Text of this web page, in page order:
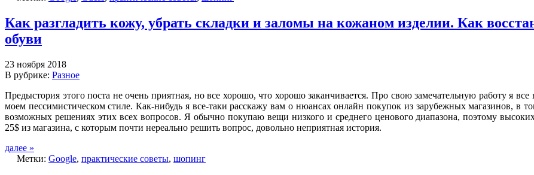
Как разгладить кожу, убрать складки и заломы на кожаном изделии. Как
обуви
23 ноября 2018
В рубрике: Разное
Предыстория этого поста не очень приятная, но все хорошо, что хорошо заканчивается. Про свою замечательную работу я
моем пессимистическом стиле. Как-нибудь я все-таки расскажу вам о нюансах онлайн покупок из зарубежных магазинов, в
возможных решениях этих всех вопросов. Я обычно покупаю вещи низкого и среднего ценового диапазона, поэтому
25$ из магазина, с которым почти нереально решить вопрос, довольно неприятная история.
далее »
Метки: Google, практические советы, шопинг